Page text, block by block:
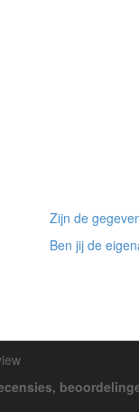
Zijn de
Ben jij de